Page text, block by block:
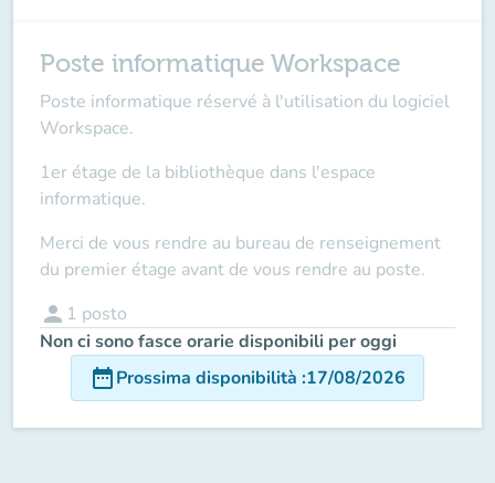
Poste informatique Workspace
Poste informatique réservé à l'utilisation du logiciel
Workspace.
1er étage de la bibliothèque dans l'espace
informatique.
Merci de vous rendre au bureau de renseignement
du premier étage avant de vous rendre au poste.
person 1 posto
Non ci sono fasce orarie disponibili per oggi
date_rangeProssima disponibilità :17/08/2026